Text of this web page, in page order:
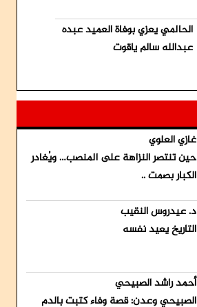
الحالمي يعزي بوفاة العميد عبده
عبدالله سالم ياقوت
غازي العلوي
حين تنتصر النزاهة على المنصب… ويُغادر
الكبار بصمت ..
د. عيدروس النقيب
التاريخ يعيد نفسه
أحمد راشد الصبيحي
الصبيحي وعدن: قصة وفاء كتبت بالدم